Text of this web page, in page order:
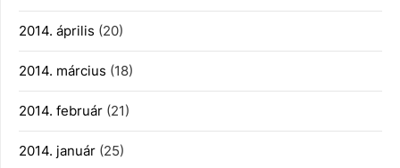
2014. április (20)
2014. március (18)
2014. február (21)
2014. január (25)